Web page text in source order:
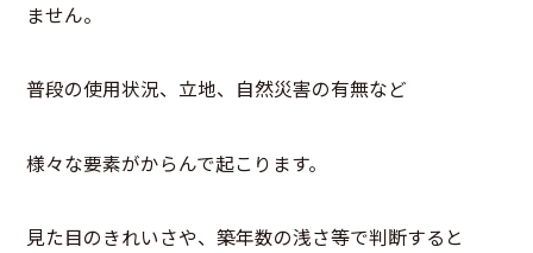
ません。
普段の使用状況、立地、自然災害の有無など
様々な要素がからんで起こります。
見た目のきれいさや、築年数の浅さ等で判断すると